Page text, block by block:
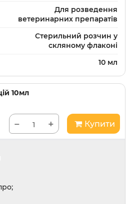
Для розведення
ветеринарних препаратів
Стерильний розчин у
скляному флаконі
10 мл
10мл
− + Купити